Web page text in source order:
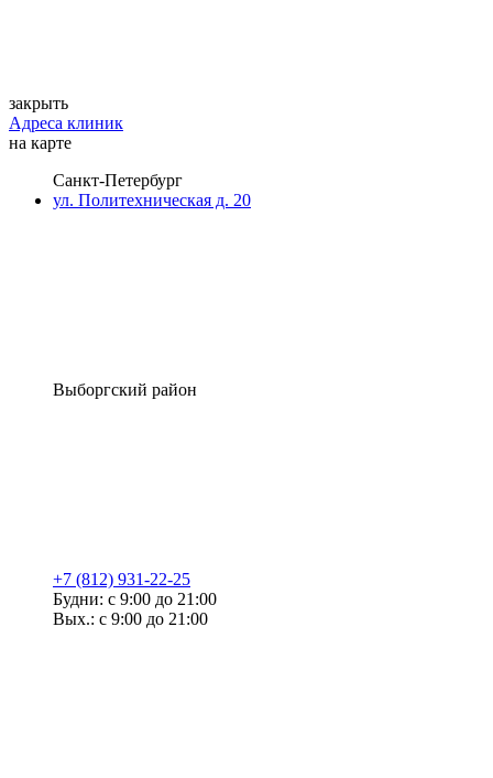
закрыть
Адреса клиник
на карте
Санкт-Петербург
ул. Политехническая д. 20
Выборгский район
+7 (812) 931-22-25
Будни: с 9:00 до 21:00
Вых.: с 9:00 до 21:00